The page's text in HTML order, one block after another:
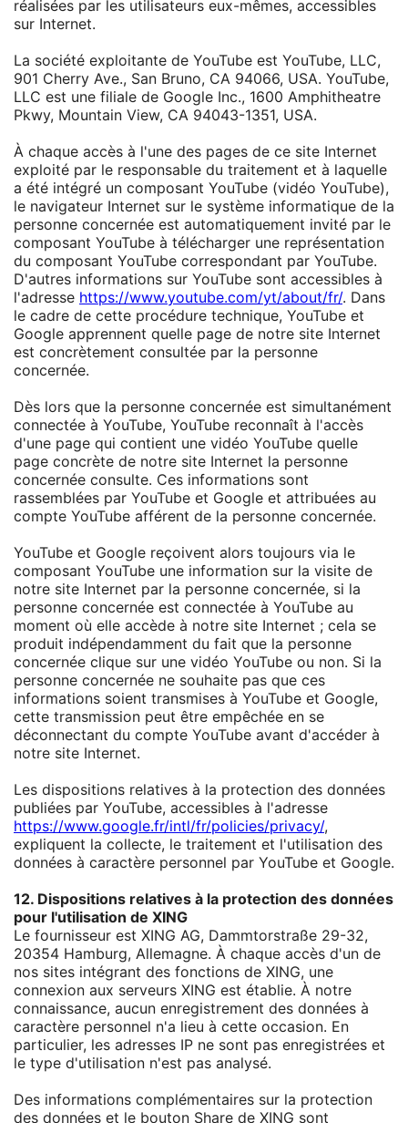
réalisées par les utilisateurs eux-mêmes, accessibles
sur Internet.
La société exploitante de YouTube est YouTube, LLC,
901 Cherry Ave., San Bruno, CA 94066, USA. YouTube,
LLC est une filiale de Google Inc., 1600 Amphitheatre
Pkwy, Mountain View, CA 94043-1351, USA.
À chaque accès à l'une des pages de ce site Internet
exploité par le responsable du traitement et à laquelle
a été intégré un composant YouTube (vidéo YouTube),
le navigateur Internet sur le système informatique de la
personne concernée est automatiquement invité par le
composant YouTube à télécharger une représentation
du composant YouTube correspondant par YouTube.
D'autres informations sur YouTube sont accessibles à
l'adresse https://www.youtube.com/yt/about/fr/. Dans
le cadre de cette procédure technique, YouTube et
Google apprennent quelle page de notre site Internet
est concrètement consultée par la personne
concernée.
Dès lors que la personne concernée est simultanément
connectée à YouTube, YouTube reconnaît à l'accès
d'une page qui contient une vidéo YouTube quelle
page concrète de notre site Internet la personne
concernée consulte. Ces informations sont
rassemblées par YouTube et Google et attribuées au
compte YouTube afférent de la personne concernée.
YouTube et Google reçoivent alors toujours via le
composant YouTube une information sur la visite de
notre site Internet par la personne concernée, si la
personne concernée est connectée à YouTube au
moment où elle accède à notre site Internet ; cela se
produit indépendamment du fait que la personne
concernée clique sur une vidéo YouTube ou non. Si la
personne concernée ne souhaite pas que ces
informations soient transmises à YouTube et Google,
cette transmission peut être empêchée en se
déconnectant du compte YouTube avant d'accéder à
notre site Internet.
Les dispositions relatives à la protection des données
publiées par YouTube, accessibles à l'adresse
https://www.google.fr/intl/fr/policies/privacy/,
expliquent la collecte, le traitement et l'utilisation des
données à caractère personnel par YouTube et Google.
12. Dispositions relatives à la protection des données
pour l'utilisation de XING
Le fournisseur est XING AG, Dammtorstraße 29-32,
20354 Hamburg, Allemagne. À chaque accès d'un de
nos sites intégrant des fonctions de XING, une
connexion aux serveurs XING est établie. À notre
connaissance, aucun enregistrement des données à
caractère personnel n'a lieu à cette occasion. En
particulier, les adresses IP ne sont pas enregistrées et
le type d'utilisation n'est pas analysé.
Des informations complémentaires sur la protection
des données et le bouton Share de XING sont